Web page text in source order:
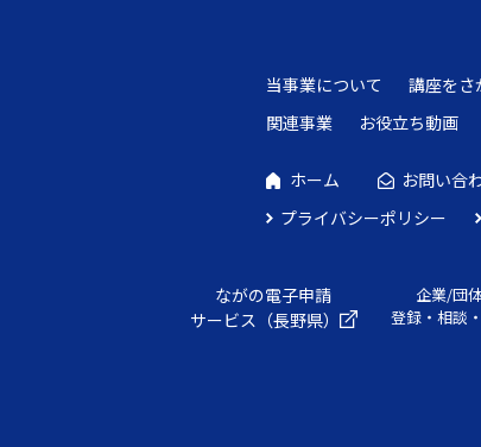
当事業について 講座をさ
関連事業
お役立ち動画
ホーム
お問い合
プライバシーポリシー
ながの電子申請
サービス（長野県）
企業/団
登録・相談